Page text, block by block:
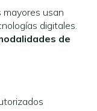
mayores usan
digitales.
de